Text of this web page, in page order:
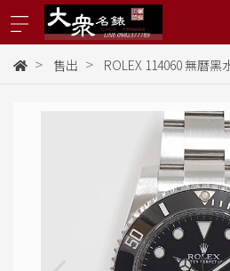
售出 ROLEX 114060 無曆